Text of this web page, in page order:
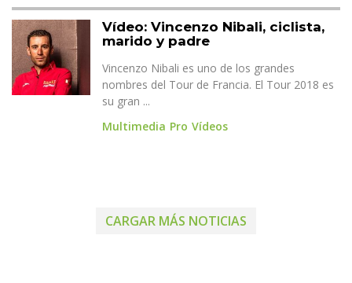
Vídeo: Vincenzo Nibali, ciclista,
marido y padre
Vincenzo Nibali es uno de los grandes
nombres del Tour de Francia. El Tour 2018 es
su gran ...
Multimedia Pro Vídeos
CARGAR MÁS NOTICIAS